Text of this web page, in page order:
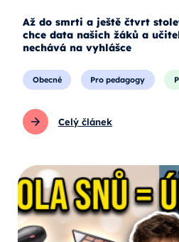
Až do smrti a ještě čtvrt
chce data našich žáků a
nechává na vyhlášce
Obecné Pro pedagogy
Celý článek